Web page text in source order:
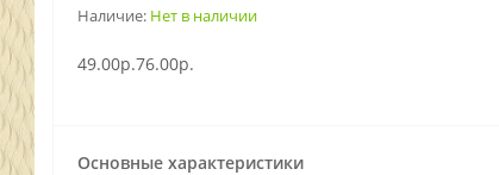
Наличие: Нет в наличии
49.00р.76.00р.
Основные характеристики